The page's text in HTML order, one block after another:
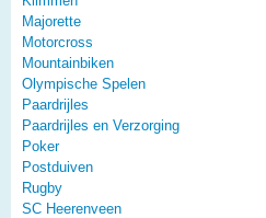
Majorette
Motorcross
Mountainbiken
Olympische Spelen
Paardrijles
Paardrijles en Verzorging
Poker
Postduiven
Rugby
SC Heerenveen